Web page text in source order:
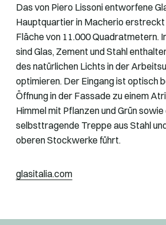
Das von Piero Lissoni entworfene
Hauptquartier in Macherio erstreckt
Fläche von 11.000 Quadratmetern.
sind Glas, Zement und Stahl
des natürlichen Lichts in der
optimieren. Der Eingang ist optisch
Öffnung in der Fassade zu einem
Himmel mit Pflanzen und Grün
selbsttragende Treppe aus Stahl
oberen Stockwerke führt.
glasitalia.com